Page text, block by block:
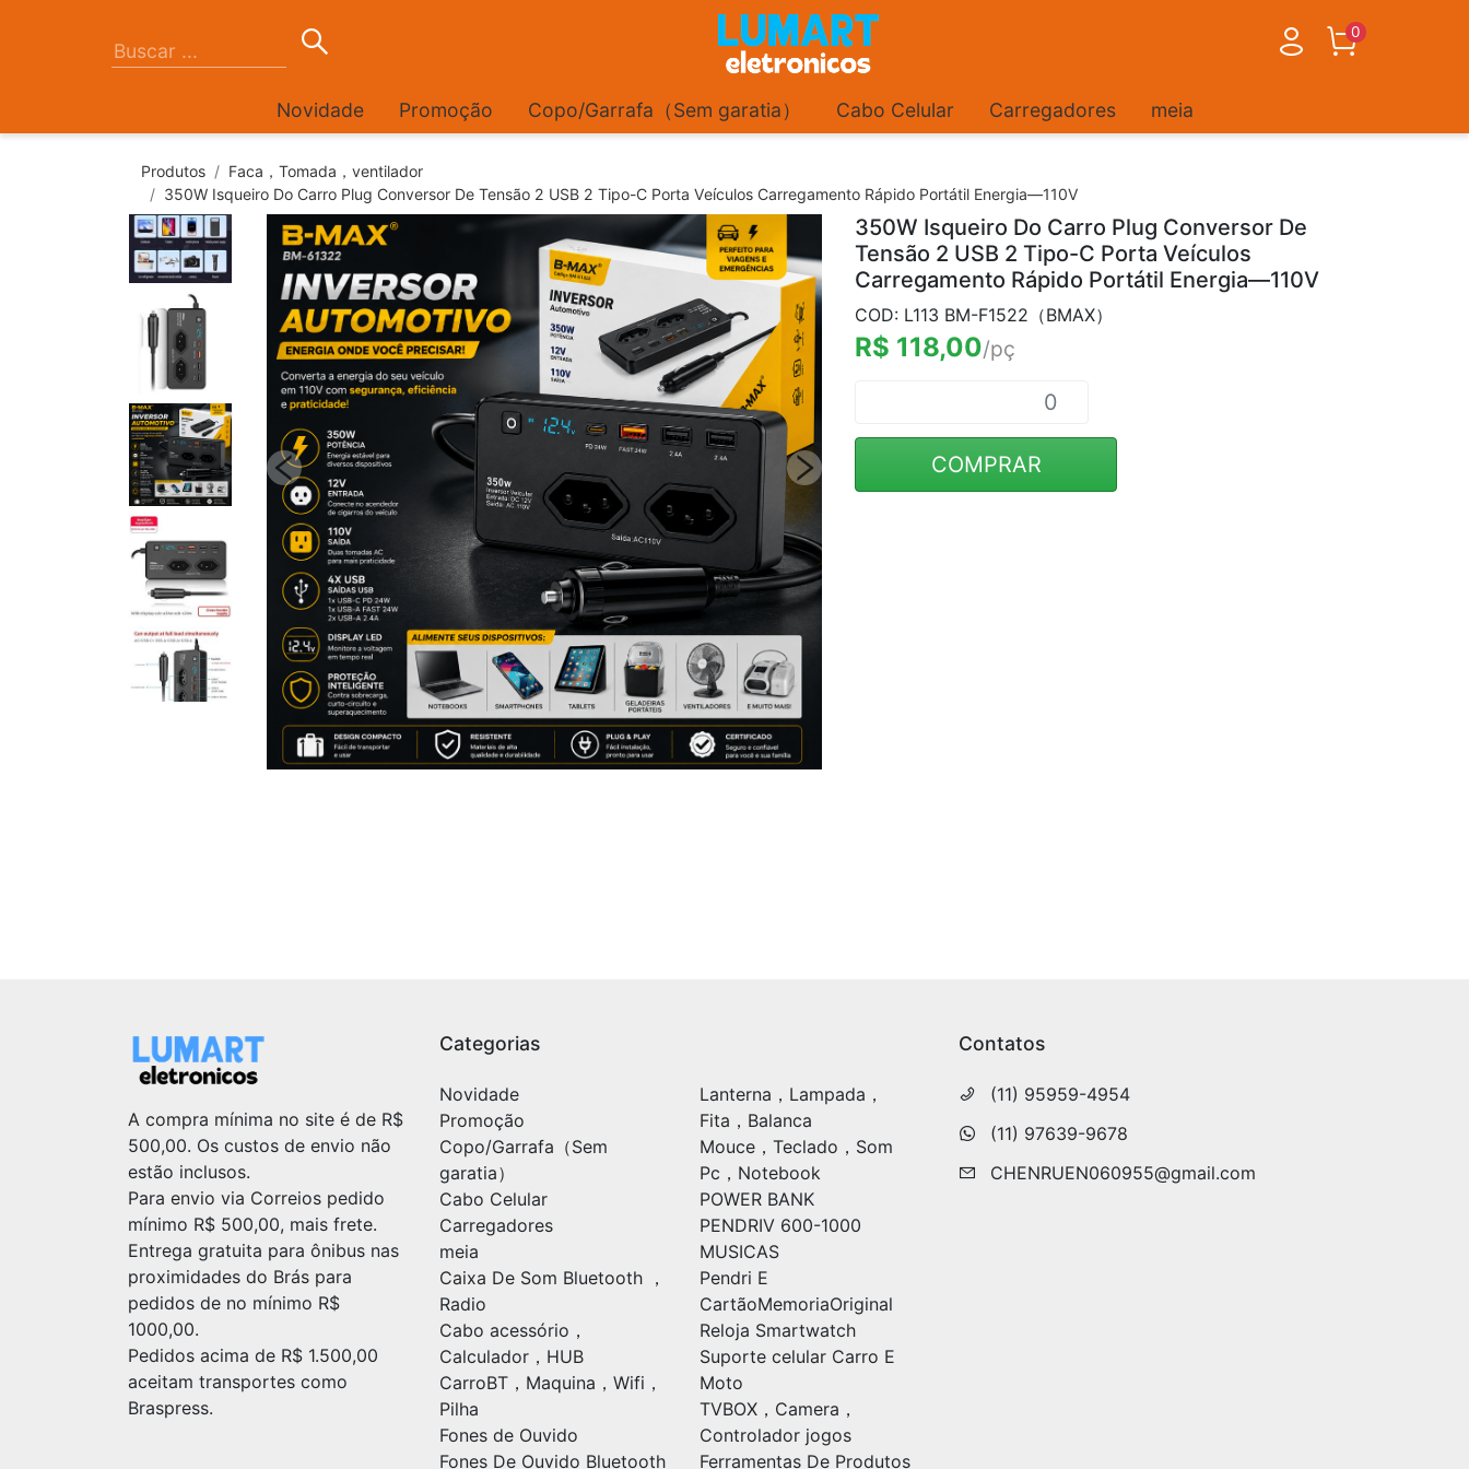
0
Novidade Promoção Copo/Garrafa（Sem garatia） Cabo Celular Carregadores meia
Produtos
Faca，Tomada，ventilador
350W Isqueiro Do Carro Plug Conversor De Tensão 2 USB 2 Tipo-C Porta Veículos Carregamento Rápido Portátil Energia—110V
350W Isqueiro Do Carro Plug Conversor De
Tensão 2 USB 2 Tipo-C Porta Veículos
Carregamento Rápido Portátil Energia—110V
COD: L113 BM-F1522（BMAX）
R$ 118,00/pç
COMPRAR
A compra mínima no site é de R$
500,00. Os custos de envio não
estão inclusos.
Para envio via Correios pedido
mínimo R$ 500,00, mais frete.
Entrega gratuita para ônibus nas
proximidades do Brás para
pedidos de no mínimo R$
1000,00.
Pedidos acima de R$ 1.500,00
aceitam transportes como
Braspress.
Categorias
Novidade
Promoção
Copo/Garrafa（Sem
garatia）
Cabo Celular
Carregadores
meia
Caixa De Som Bluetooth ，
Radio
Cabo acessório，
Calculador，HUB
CarroBT，Maquina，Wifi，
Pilha
Fones de Ouvido
Fones De Ouvido Bluetooth
Lanterna，Lampada，
Fita，Balanca
Mouce，Teclado，Som
Pc，Notebook
POWER BANK
PENDRIV 600-1000
MUSICAS
Pendri E
CartãoMemoriaOriginal
Reloja Smartwatch
Suporte celular Carro E
Moto
TVBOX，Camera，
Controlador jogos
Ferramentas De Produtos
Contatos
(11) 95959-4954
(11) 97639-9678
CHENRUEN060955@gmail.com